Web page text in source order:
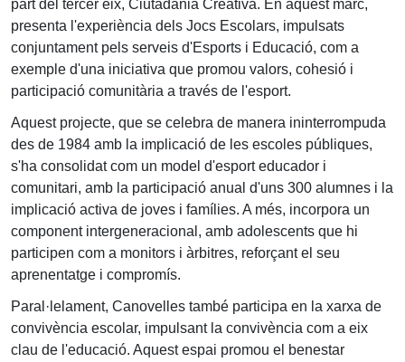
part del tercer eix, Ciutadania Creativa. En aquest marc,
presenta l'experiència dels Jocs Escolars, impulsats
conjuntament pels serveis d'Esports i Educació, com a
exemple d'una iniciativa que promou valors, cohesió i
participació comunitària a través de l'esport.
Aquest projecte, que se celebra de manera ininterrompuda
des de 1984 amb la implicació de les escoles públiques,
s'ha consolidat com un model d'esport educador i
comunitari, amb la participació anual d'uns 300 alumnes i la
implicació activa de joves i famílies. A més, incorpora un
component intergeneracional, amb adolescents que hi
participen com a monitors i àrbitres, reforçant el seu
aprenentatge i compromís.
Paral·lelament, Canovelles també participa en la xarxa de
convivència escolar, impulsant la convivència com a eix
clau de l'educació. Aquest espai promou el benestar